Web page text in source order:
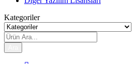
Kategoriler